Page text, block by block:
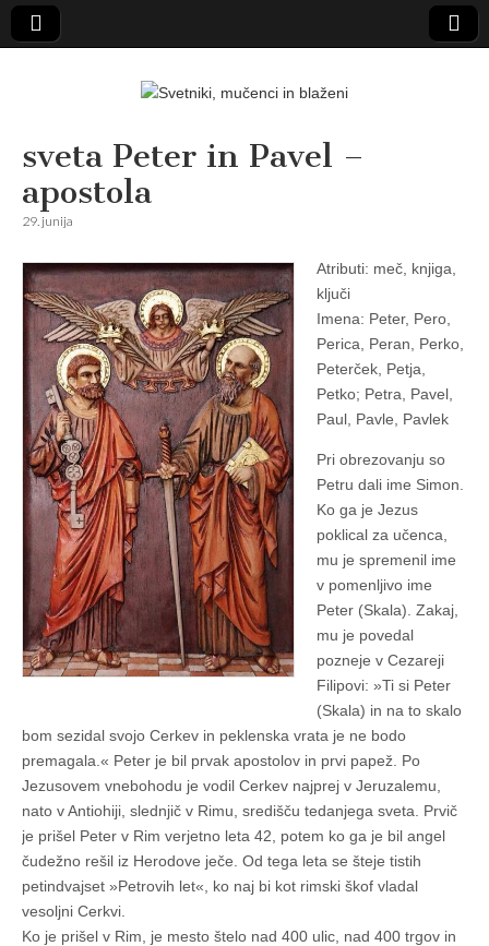
Svetniki,
mučenci in
blaženi
sveta Peter in Pavel –
apostola
29. junija
Atributi: meč, knjiga,
ključi
Imena: Peter, Pero,
Perica, Peran, Perko,
Peterček, Petja,
Petko; Petra, Pavel,
Paul, Pavle, Pavlek
Pri obrezovanju so
Petru dali ime Simon.
Ko ga je Jezus
poklical za učenca,
mu je spremenil ime
v pomenljivo ime
Peter (Skala). Zakaj,
mu je povedal
pozneje v Cezareji
Filipovi: »Ti si Peter
(Skala) in na to skalo
bom sezidal svojo Cerkev in peklenska vrata je ne bodo
premagala.« Peter je bil prvak apostolov in prvi papež. Po
Jezusovem vnebohodu je vodil Cerkev najprej v Jeruzalemu,
nato v Antiohiji, slednjič v Rimu, središču tedanjega sveta. Prvič
je prišel Peter v Rim verjetno leta 42, potem ko ga je bil angel
čudežno rešil iz Herodove ječe. Od tega leta se šteje tistih
petindvajset »Petrovih let«, ko naj bi kot rimski škof vladal
vesoljni Cerkvi.
Ko je prišel v Rim, je mesto štelo nad 400 ulic, nad 400 trgov in